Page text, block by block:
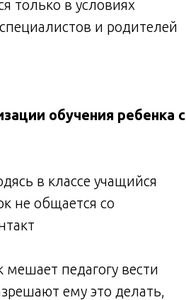
только в условиях
и родителей
обучения ребенка с
в классе учащийся
не общается со
мешает педагогу вести
ему это делать,